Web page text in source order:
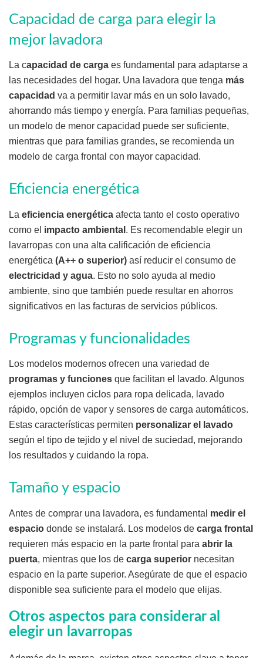
Capacidad de carga para elegir la
mejor lavadora
La capacidad de carga es fundamental para adaptarse a
las necesidades del hogar. Una lavadora que tenga más
capacidad va a permitir lavar más en un solo lavado,
ahorrando más tiempo y energía. Para familias pequeñas,
un modelo de menor capacidad puede ser suficiente,
mientras que para familias grandes, se recomienda un
modelo de carga frontal con mayor capacidad.
Eficiencia energética
La eficiencia energética afecta tanto el costo operativo
como el impacto ambiental . Es recomendable elegir un
lavarropas con una alta calificación de eficiencia
energética (A++ o superior) así reducir el consumo de
electricidad y agua. Esto no solo ayuda al medio
ambiente, sino que también puede resultar en ahorros
significativos en las facturas de servicios públicos.
Programas y funcionalidades
Los modelos modernos ofrecen una variedad de
programas y funciones que facilitan el lavado. Algunos
ejemplos incluyen ciclos para ropa delicada, lavado
rápido, opción de vapor y sensores de carga automáticos.
Estas características permiten personalizar el lavado
según el tipo de tejido y el nivel de suciedad, mejorando
los resultados y cuidando la ropa.
Tamaño y espacio
Antes de comprar una lavadora, es fundamental medir el
espacio donde se instalará. Los modelos de carga frontal
requieren más espacio en la parte frontal para abrir la
puerta, mientras que los de carga superior necesitan
espacio en la parte superior. Asegúrate de que el espacio
disponible sea suficiente para el modelo que elijas.
Otros aspectos para considerar al
elegir un lavarropas